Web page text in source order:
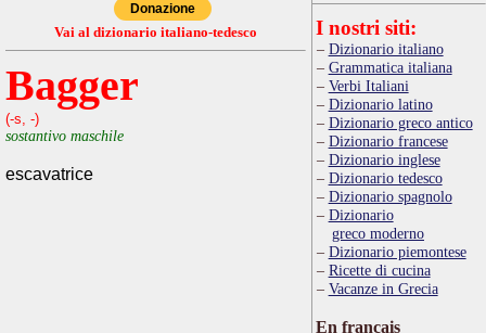
Donazione
Vai al dizionario italiano-tedesco
Bagger
(-s, -)
sostantivo maschile
escavatrice
I nostri siti:
Dizionario italiano
Grammatica italiana
Verbi Italiani
Dizionario latino
Dizionario greco antico
Dizionario francese
Dizionario inglese
Dizionario tedesco
Dizionario spagnolo
Dizionario
greco moderno
Dizionario piemontese
Ricette di cucina
Vacanze in Grecia
En français